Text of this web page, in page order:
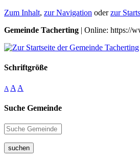
Zum Inhalt, zur Navigation oderzur
Gemeinde Tacherting | Online: https://
Schriftgröße
A A A
Suche Gemeinde
suchen